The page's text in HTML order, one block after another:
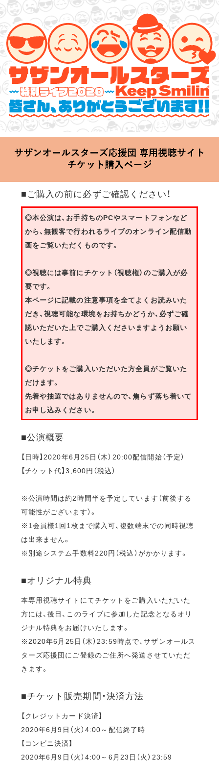
サザンオールスターズ 特別ライブ 2020
「Keep Smilin’～皆さん、ありがとうございます!!～」
2020.06.25 Thu 20:00 Start at 横浜アリーナ
■ご購入の前に必ずご確認ください！
◎本公演は、お手持ちのPCやスマートフォンなど
から、無観客で行われるライブのオンライン配信動
画をご覧いただくものです。
◎視聴には事前にチケット（視聴権）のご購入が必
要です。
本ページに記載の注意事項を全てよくお読みいた
だき、視聴可能な環境をお持ちかどうか、必ずご確
認いただいた上でご購入くださいますようお願い
いたします。
◎チケットをご購入いただいた方全員がご覧いた
だけます。
先着や抽選ではありませんので、焦らず落ち着いて
お申し込みください。
■公演概要
【日時】2020年6月25日（木）20:00配信開始（予定）
【チケット代】3,600円（税込）
※公演時間は約2時間半を予定しています（前後する
可能性がございます）。
※1会員様1回1枚まで購入可、複数端末での同時視聴
は出来ません。
※別途システム手数料220円（税込）がかかります。
■オリジナル特典
本専用視聴サイトにてチケットをご購入いただいた
方には、後日、このライブに参加した記念となるオリ
ジナル特典をお届けいたします。
※2020年6月25日（木）23:59時点で、サザンオールス
ターズ応援団にご登録のご住所へ発送させていただ
きます。
■チケット販売期間・決済方法
【クレジットカード決済】
2020年6月9日（火）4:00～配信終了時
【コンビニ決済】
2020年6月9日（火）4:00～6月23日（火）23:59